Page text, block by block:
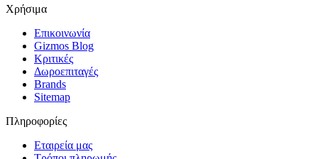
Χρήσιμα
Επικοινωνία
Gizmos Blog
Κριτικές
Δωροεπιταγές
Brands
Sitemap
Πληροφορίες
Εταιρεία μας